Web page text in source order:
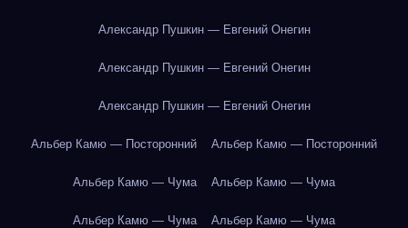
Александр Пушкин — Евгений Онегин
Александр Пушкин — Евгений Онегин
Александр Пушкин — Евгений Онегин
Альбер Камю — Посторонний Альбер Камю — Посторонний
Альбер Камю — Чума Альбер Камю — Чума
Альбер Камю — Чума Альбер Камю — Чума